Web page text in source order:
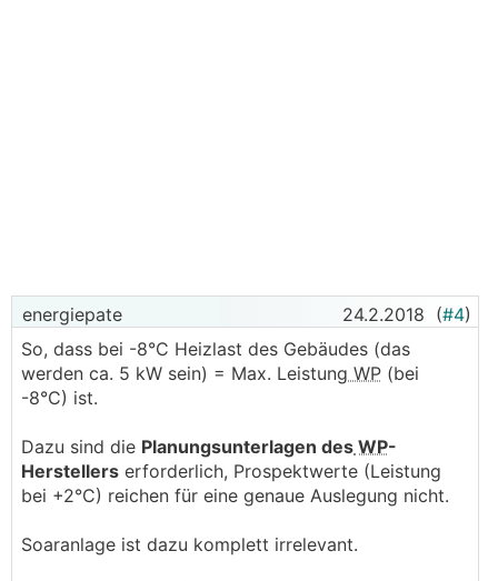
energiepate 24.2.2018 (#4)
So, dass bei -8°C Heizlast des Gebäudes (das
werden ca. 5 kW sein) = Max. Leistung WP (bei
-8°C) ist.
Dazu sind die Planungsunterlagen des WP-
Herstellers erforderlich, Prospektwerte (Leistung
bei +2°C) reichen für eine genaue Auslegung nicht.
Soaranlage ist dazu komplett irrelevant.